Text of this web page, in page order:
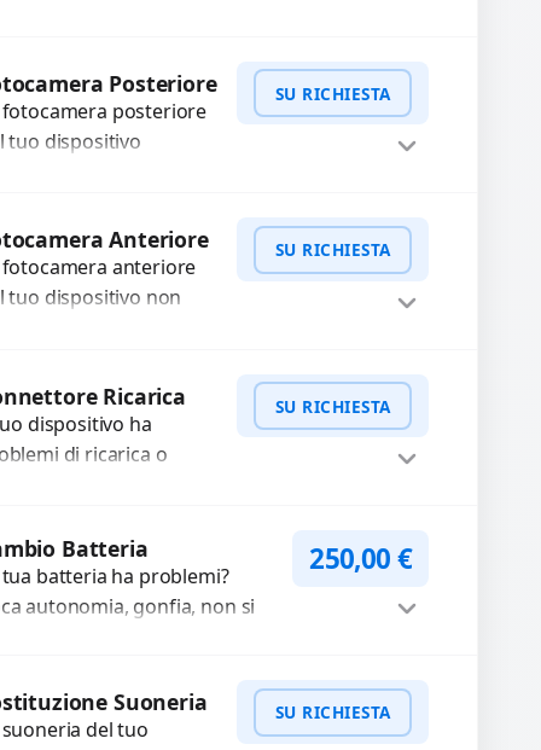
per 3 mesi....
WhatsApp
Posteriore
fotocamera posteriore
tuo dispositivo
come immagini
messa a fuoco
funzionante,...
SU RICHIESTA
WhatsApp
Anteriore
fotocamera anteriore
tuo dispositivo non
con problemi
immagini sfocate,
a...
SU RICHIESTA
WhatsApp
Ricarica
dispositivo ha
di ricarica o
di ricarica
rotti, allentati,
SU RICHIESTA
Preventivo
Batteria
tua batteria ha problemi?
autonomia, gonfia, non si
250,00€
Suoneria
suoneria del tuo
SU RICHIESTA